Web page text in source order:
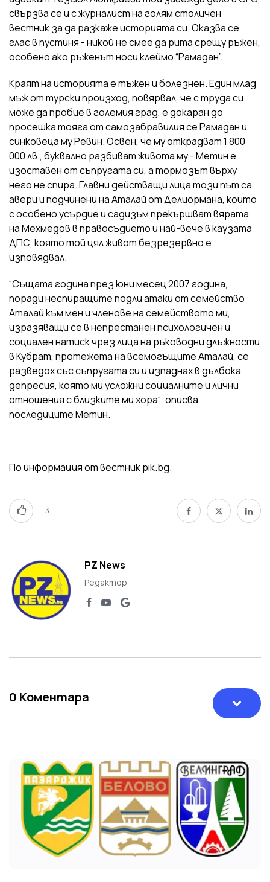
свързва се и с журналист на голям столичен
вестник за да разкаже историята си. Оказва се
глас в пустиня - никой не смее да рита срещу ръжен,
особено ако ръженът носи клеймо “Рамадан”.
Краят на историята е тъжен и болезнен. Един млад
мъж от турски произход, повярвал, че с труда си
може да пробие в големия град, е докаран до
просешка тояга от самозабравилия се Рамадан и
синковеца му Ревин. Освен, че му открадват 1 800
000 лв., буквално разбиват живота му - Метин е
изоставен от съпругата си, а тормозът върху
него не спира. Главни действащи лица този път са
авери и подчинени на Аталай от Делиормана, които
с особено усърдие и садизъм прекършват вярата
на Мехмедов в правосъдието и най-вече в каузата
ДПС, която той цял живот безрезервно е
изповядвал.
“Същата година през юни месец 2007 година,
поради неспиращите подли атаки от семейство
Аталай към мен и членове на семейството ми,
изразяващи се в непрестанен психологичен и
социален натиск чрез лица на ръководни длъжности
в Кубрат, протежета на всемогъщите Аталай, се
разведох със съпругата си и изпаднах в дълбока
депресия, която ми усложни социалните и лични
отношения с близките ми хора“, описва
последиците Метин.
По информация от вестник pik.bg.
3
PZ News
Редактор
0 Коментара